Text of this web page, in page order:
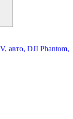
авто, DJI Phantom,